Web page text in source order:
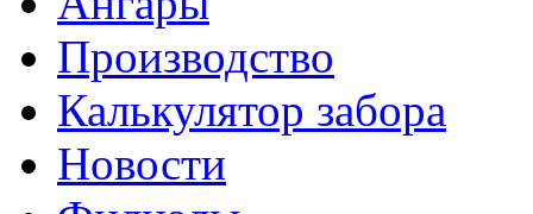
Производство
Калькулятор забора
Новости